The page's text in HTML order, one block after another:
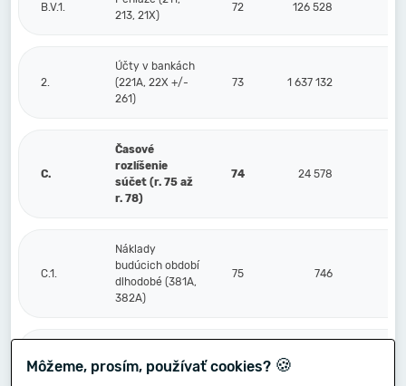
B.V.1.
213, 21X)
72 126 528
2.
Účty v bankách
(221A, 22X +/-
261)
73 1 637 132
C.
Časové
rozlíšenie
súčet (r. 75 až
r. 78)
74 24 578
C.1.
Náklady
budúcich období
dlhodobé (381A,
382A)
75 746
2.
budúcich období
76
Môžeme, prosím, používať cookies? 🍪